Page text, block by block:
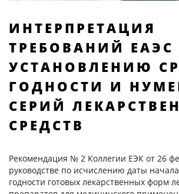
ИНТЕРПРЕТАЦИЯ
ТРЕБОВАНИЙ ЕАЭС
УСТАНОВЛЕНИЮ
ГОДНОСТИ И
СЕРИЙ
СРЕДСТВ
Рекомендация № 2 Коллегии ЕЭК от 26
руководстве по исчислению даты
годности готовых лекарственных форм